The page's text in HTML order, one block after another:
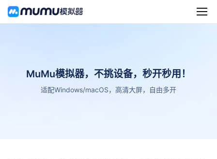
MuMu模拟器，不挑设备，秒开秒用！
适配Windows/macOS，高清大屏，自由多开